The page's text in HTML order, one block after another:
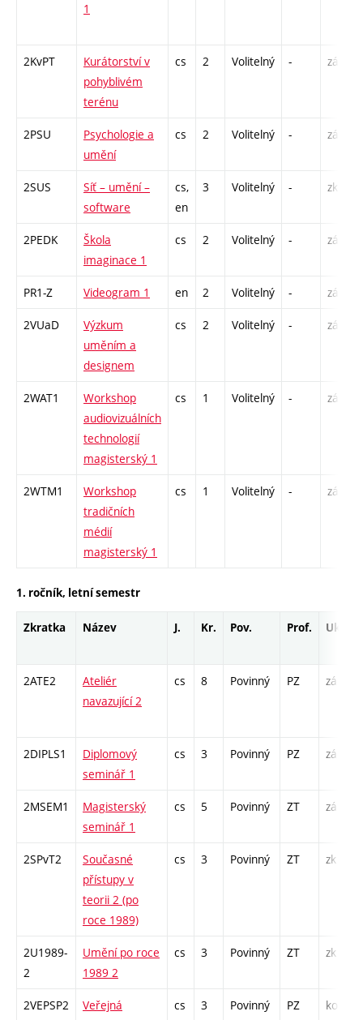
1
2KvPT
Kurátorství v
pohyblivém
terénu
cs 2 Volitelný - zá
2PSU
Psychologie a
umění
cs 2 Volitelný - zá
2SUS
Síť – umění –
software
cs,
en
3 Volitelný - zk
2PEDK
Škola
imaginace 1
cs 2 Volitelný - zá
PR1-Z Videogram 1 en 2 Volitelný - zá
2VUaD
Výzkum
uměním a
designem
cs 2 Volitelný - zá
2WAT1
Workshop
audiovizuálních
technologií
magisterský 1
cs 1 Volitelný - zá
2WTM1
Workshop
tradičních
médií
magisterský 1
cs 1 Volitelný - zá
1. ročník, letní semestr
Zkratka Název J. Kr. Pov. Prof. Uk.
2ATE2
Ateliér
navazující 2
cs 8 Povinný PZ zá
2DIPLS1
Diplomový
seminář 1
cs 3 Povinný PZ zá
2MSEM1
Magisterský
seminář 1
cs 5 Povinný ZT zá
2SPvT2
Současné
přístupy v
teorii 2 (po
roce 1989)
cs 3 Povinný ZT zk
2U1989-
2
Umění po roce
1989 2
cs 3 Povinný ZT zk
2VEPSP2
Veřejná
cs 3 Povinný PZ kol